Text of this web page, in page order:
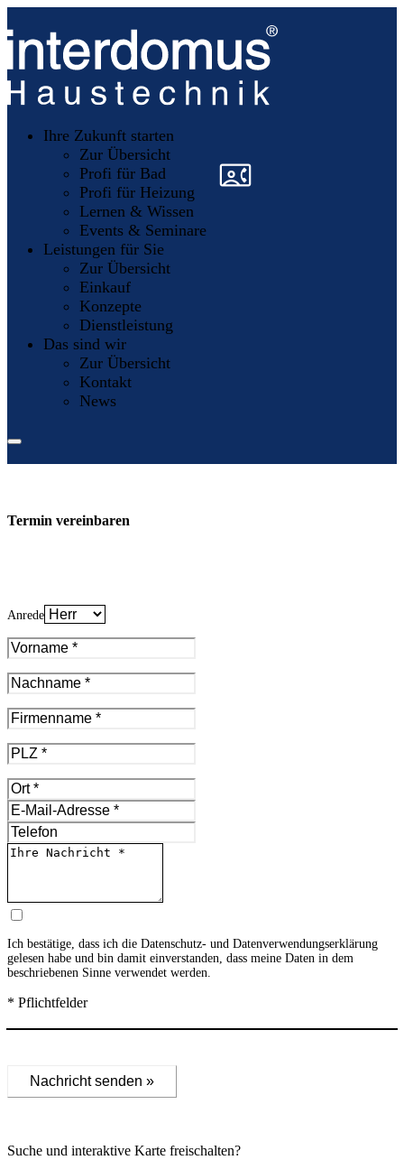
Ihre Zukunft starten
Zur Übersicht
Profi für Bad
Profi für Heizung
Lernen & Wissen
Events & Seminare
Leistungen für Sie
Zur Übersicht
Einkauf
Konzepte
Dienstleistung
Das sind wir
Zur Übersicht
Kontakt
News
»
Termin vereinbaren
Anrede
Ich bestätige, dass ich die Datenschutz- und Datenverwendungserklärung
gelesen habe und bin damit einverstanden, dass meine Daten in dem
beschriebenen Sinne verwendet werden.
* Pflichtfelder
Nachricht senden »
Suche und interaktive Karte freischalten?